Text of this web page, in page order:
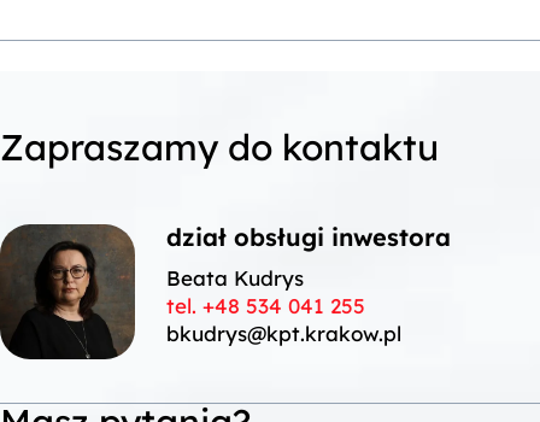
Zapraszamy do kontaktu
dział obsługi inwestora
Beata Kudrys
tel. +48 534 041 255
bkudrys@kpt.krakow.pl